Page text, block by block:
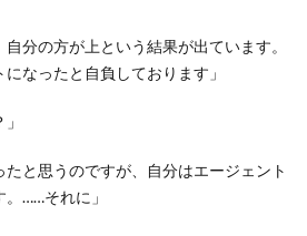
分の方が上という結果が出ています。
なったと自負しております」
と思うのですが、自分はエージェント
……それに」